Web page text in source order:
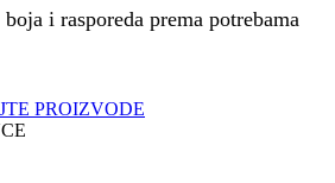
boja i rasporeda prema potrebama
PROIZVODE